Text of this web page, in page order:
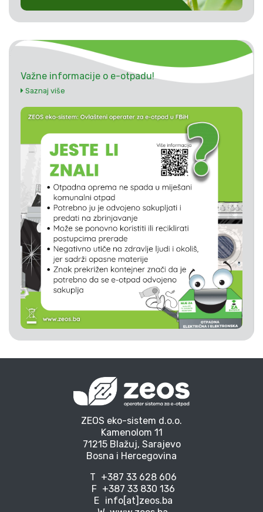
Važne informacije o e-otpadu!
Saznaj više
ZEOS eko-sistem d.o.o.
Kamenolom 11
71215 Blažuj, Sarajevo
Bosna i Hercegovina
T +387 33 628 606
F +387 33 830 136
E info[at]zeos.ba